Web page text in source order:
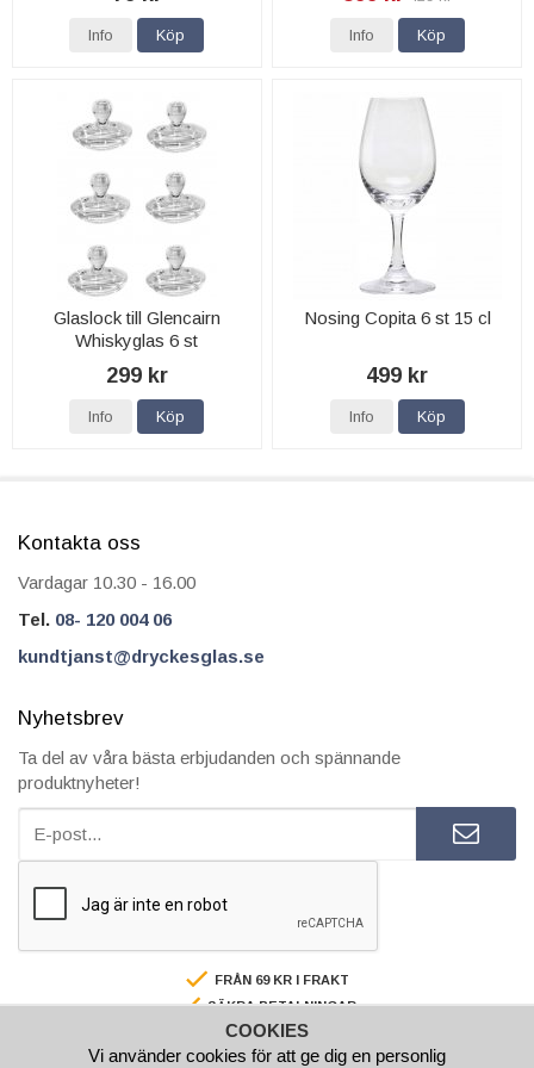
Info Köp Info Köp
Glaslock till Glencairn
Whiskyglas 6 st
299 kr
Info Köp
Nosing Copita 6 st 15 cl
499 kr
Info Köp
Kontakta oss
Vardagar 10.30 - 16.00
Tel. 08- 120 004 06
kundtjanst@dryckesglas.se
Nyhetsbrev
Ta del av våra bästa erbjudanden och spännande
produktnyheter!
FRÅN 69 KR I FRAKT
SÄKRA BETALNINGAR
FAKTURA/AVBETALNING
SNABBA LEVERANSER
COOKIES
Vi använder cookies för att ge dig en personlig